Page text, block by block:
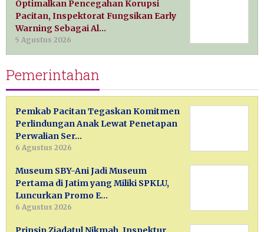
Optimalkan Pencegahan Korupsi
Pacitan, Inspektorat Fungsikan Early
Warning Sebagai Al…
5 Agustus 2026
Pemerintahan
Pemkab Pacitan Tegaskan Komitmen
Perlindungan Anak Lewat Penetapan
Perwalian Ser…
6 Agustus 2026
Museum SBY-Ani Jadi Museum
Pertama di Jatim yang Miliki SPKLU,
Luncurkan Promo E…
6 Agustus 2026